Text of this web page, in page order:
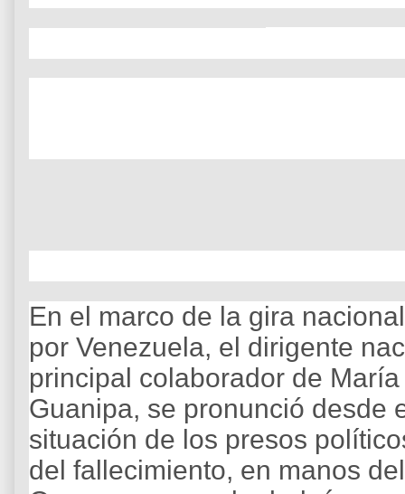
En el marco de la gira
por Venezuela, el dirigente
principal colaborador de
Guanipa, se pronunció desde
situación de los presos
del fallecimiento, en manos